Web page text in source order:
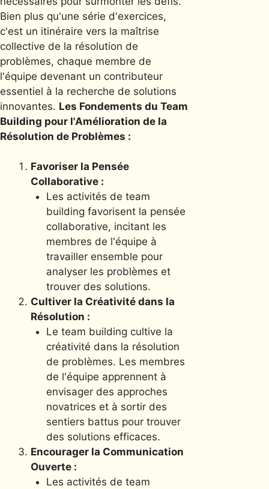
Bien plus qu'une série d'exercices,
c'est un itinéraire vers la maîtrise
collective de la résolution de
problèmes, chaque membre de
l'équipe devenant un contributeur
essentiel à la recherche de solutions
innovantes. Les Fondements du Team
Building pour l'Amélioration de la
Résolution de Problèmes :
Favoriser la Pensée
Collaborative :
Les activités de team
building favorisent la pensée
collaborative, incitant les
membres de l'équipe à
travailler ensemble pour
analyser les problèmes et
trouver des solutions.
Cultiver la Créativité dans la
Résolution :
Le team building cultive la
créativité dans la résolution
de problèmes. Les membres
de l'équipe apprennent à
envisager des approches
novatrices et à sortir des
sentiers battus pour trouver
des solutions efficaces.
Encourager la Communication
Ouverte :
Les activités de team